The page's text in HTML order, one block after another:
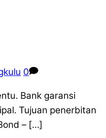
0
Bank garansi
Tujuan penerbitan
– […]